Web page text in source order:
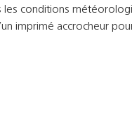
les conditions
imprimé accrocheur